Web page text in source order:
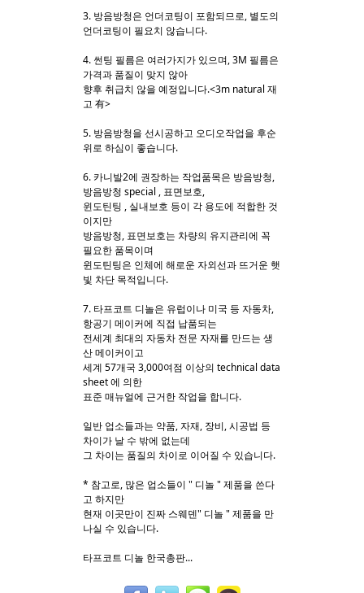
3. 방음방청은 언더코팅이 포함되므로, 별도의
언더코팅이 필요치 않습니다.
4. 썬팅 필름은 여러가지가 있으며, 3M 필름은
가격과 품질이 맞지 않아
향후 취급치 않을 예정입니다.<3m natural 재
고 有>
5. 방음방청을 선시공하고 오디오작업을 후순
위로 하심이 좋습니다.
6. 카니발2에 권장하는 작업품목은 방음방청,
방음방청 special , 표면보호,
윈도틴팅 , 실내보호 등이 각 용도에 적합한 것
이지만
방음방청, 표면보호는 차량의 유지관리에 꼭
필요한 품목이며
윈도틴팅은 인체에 해로운 자외선과 뜨거운 햇
빛 차단 목적입니다.
7. 타프코트 디놀은 유럽이나 미국 등 자동차,
항공기 메이커에 직접 납품되는
전세계 최대의 자동차 전문 자재를 만드는 생
산 메이커이고
세계 57개국 3,000여점 이상의 technical data
sheet 에 의한
표준 매뉴얼에 근거한 작업을 합니다.
일반 업소들과는 약품, 자재, 장비, 시공법 등
차이가 날 수 밖에 없는데
그 차이는 품질의 차이로 이어질 수 있습니다.
* 참고로, 많은 업소들이 " 디놀 " 제품을 쓴다
고 하지만
현재 이곳만이 진짜 스웨덴" 디놀 " 제품을 만
나실 수 있습니다.
타프코트 디놀 한국총판...